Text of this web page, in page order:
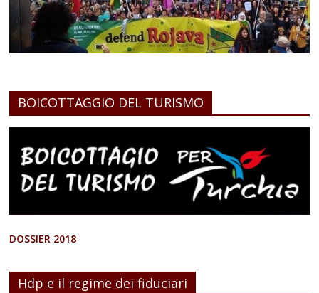
BOICOTTAGGIO DEL TURISMO
DOSSIER 2018
Hdp e il regime dei fiduciari